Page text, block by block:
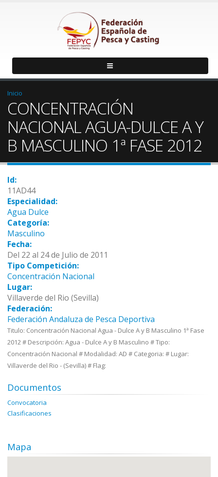
Inicio
CONCENTRACIÓN
NACIONAL AGUA-DULCE A Y
B MASCULINO 1ª FASE 2012
Id:
11AD44
Especialidad:
Agua Dulce
Categoría:
Masculino
Fecha:
Del 22 al 24 de Julio de 2011
Tipo Competición:
Concentración Nacional
Lugar:
Villaverde del Rio (Sevilla)
Federación:
Federación Andaluza de Pesca Deportiva
Titulo: Concentración Nacional Agua - Dulce A y B Masculino 1ª Fase
2012 # Descripción: Agua - Dulce A y B Masculino # Tipo:
Concentración Nacional # Modalidad: AD # Categoria: # Lugar:
Villaverde del Rio - (Sevilla) # Flag:
Documentos
Convocatoria
Clasificaciones
Mapa